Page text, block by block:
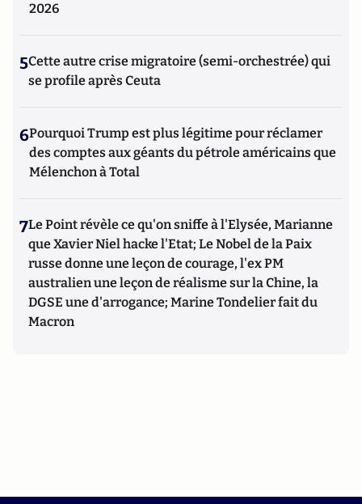
2026
5Cette autre crise migratoire (semi-orchestrée) qui
se profile après Ceuta
6Pourquoi Trump est plus légitime pour réclamer
des comptes aux géants du pétrole américains que
Mélenchon à Total
7Le Point révèle ce qu'on sniffe à l'Elysée, Marianne
que Xavier Niel hacke l'Etat; Le Nobel de la Paix
russe donne une leçon de courage, l'ex PM
australien une leçon de réalisme sur la Chine, la
DGSE une d'arrogance; Marine Tondelier fait du
Macron